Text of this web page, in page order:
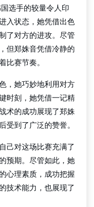
选手的较量令人印
入状态，她凭借出色
了对方的进攻。尽管
但郑姝音凭借冷静的
比赛节奏。
，她巧妙地利用对方
时刻，她凭借一记精
术的成功展现了郑姝
受到了广泛的赞誉。
己对这场比赛充满了
预期。尽管如此，她
心理素质，成功把握
技术能力，也展现了